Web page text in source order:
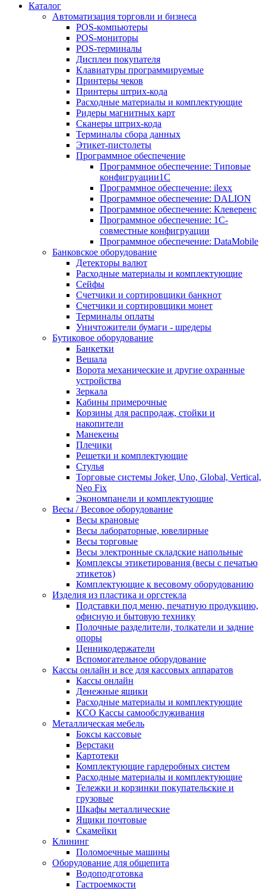
Каталог
Автоматизация торговли и бизнеса
POS-компьютеры
POS-мониторы
POS-терминалы
Дисплеи покупателя
Клавиатуры программируемые
Принтеры чеков
Принтеры штрих-кода
Расходные материалы и комплектующие
Ридеры магнитных карт
Сканеры штрих-кода
Терминалы сбора данных
Этикет-пистолеты
Программное обеспечение
Программное обеспечение: Типовые
конфигруации1С
Программное обеспечение: ilexx
Программное обеспечение: DALION
Программное обеспечение: Клеверенс
Программное обеспечение: 1С-
совместные конфигруации
Программное обеспечение: DataMobile
Банковское оборудование
Детекторы валют
Расходные материалы и комплектующие
Сейфы
Счетчики и сортировщики банкнот
Счетчики и сортировщики монет
Терминалы оплаты
Уничтожители бумаги - шредеры
Бутиковое оборудование
Банкетки
Вешала
Ворота механические и другие охранные
устройства
Зеркала
Кабины примерочные
Корзины для распродаж, стойки и
накопители
Манекены
Плечики
Решетки и комплектующие
Стулья
Торговые системы Joker, Uno, Global, Vertical,
Neo Fix
Экономпанели и комплектующие
Весы / Весовое оборудование
Весы крановые
Весы лабораторные, ювелирные
Весы торговые
Весы электронные складские напольные
Комплексы этикетирования (весы с печатью
этикеток)
Комплектующие к весовому оборудованию
Изделия из пластика и оргстекла
Подставки под меню, печатную продукцию,
офисную и бытовую технику
Полочные разделители, толкатели и задние
опоры
Ценникодержатели
Вспомогательное оборудование
Кассы онлайн и все для кассовых аппаратов
Кассы онлайн
Денежные ящики
Расходные материалы и комплектующие
КСО Кассы самообслуживания
Металлическая мебель
Боксы кассовые
Верстаки
Картотеки
Комплектующие гардеробных систем
Расходные материалы и комплектующие
Тележки и корзинки покупательские и
грузовые
Шкафы металлические
Ящики почтовые
Скамейки
Клининг
Поломоечные машины
Оборудование для общепита
Водоподготовка
Гастроемкости